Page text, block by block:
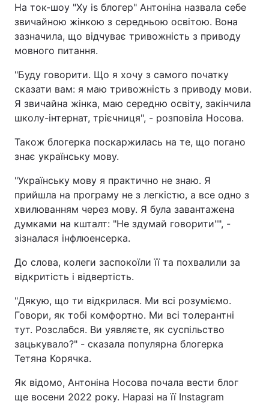
На ток-шоу "Ху is блогер" Антоніна назвала себе
звичайною жінкою з середньою освітою. Вона
зазначила, що відчуває тривожність з приводу
мовного питання.
"Буду говорити. Що я хочу з самого початку
сказати вам: я маю тривожність з приводу мови.
Я звичайна жінка, маю середню освіту, закінчила
школу-інтернат, трієчниця", - розповіла Носова.
Також блогерка поскаржилась на те, що погано
знає українську мову.
"Українську мову я практично не знаю. Я
прийшла на програму не з легкістю, а все одно з
хвилюванням через мову. Я була завантажена
думками на кшталт: "Не здумай говорити"", -
зізналася інфлюенсерка.
До слова, колеги заспокоїли її та похвалили за
відкритість і відвертість.
"Дякую, що ти відкрилася. Ми всі розуміємо.
Говори, як тобі комфортно. Ми всі толерантні
тут. Розслабся. Ви уявляєте, як суспільство
зацькувало?" - сказала популярна блогерка
Тетяна Корячка.
Як відомо, Антоніна Носова почала вести блог
ще восени 2022 року. Наразі на її Instagram